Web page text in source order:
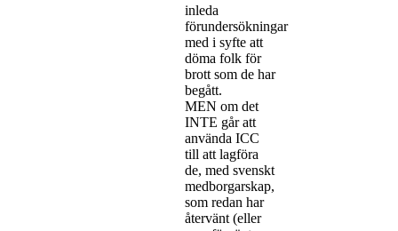
inleda
förundersökningar
med i syfte att
döma folk för
brott som de har
begått.
MEN om det
INTE går att
använda ICC
till att lagföra
de, med svenskt
medborgarskap,
som redan har
återvänt (eller